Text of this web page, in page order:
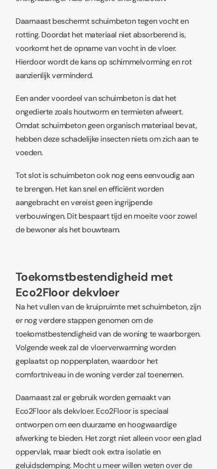
Daarnaast beschermt schuimbeton tegen vocht en
rotting. Doordat het materiaal niet absorberend is,
voorkomt het de opname van vocht in de vloer.
Hierdoor wordt de kans op schimmelvorming en rot
aanzienlijk verminderd.
Een ander voordeel van schuimbeton is dat het
ongedierte zoals houtworm en termieten afweert.
Omdat schuimbeton geen organisch materiaal bevat,
hebben deze schadelijke insecten niets om zich aan te
voeden.
Tot slot is schuimbeton ook nog eens eenvoudig aan
te brengen. Het kan snel en efficiënt worden
aangebracht en vereist geen ingrijpende
verbouwingen. Dit bespaart tijd en moeite voor zowel
de bewoner als het bouwteam.
Toekomstbestendigheid met
Eco2Floor dekvloer
Na het vullen van de kruipruimte met schuimbeton, zijn
er nog verdere stappen genomen om de
toekomstbestendigheid van de woning te waarborgen.
Volgende week zal de vloerverwarming worden
geplaatst op noppenplaten, waardoor het
comfortniveau in de woning verder zal toenemen.
Daarnaast zal er gebruik worden gemaakt van
Eco2Floorals dekvloer. Eco2Floor is speciaal
ontworpen om een duurzame en hoogwaardige
afwerking te bieden. Het zorgt niet alleen voor een glad
oppervlak, maar biedt ook extra isolatie en
geluidsdemping. Mocht u meer willen weten over de